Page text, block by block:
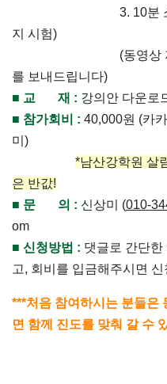
3. 10분
지 시험)
(동영상
를 보내드립니다)
■ 교 재 : 강의안 다운로
■ 참가회비 : 40,000원 (카
미 )
*남산강학원 살
은 반값!
■ 문 의 : 신상미 (010-
om
■ 신청방법 : 댓글로 간단한
고, 회비를 입금해주시면
***처음 참여하시는 분들은
면 함께 진도를 맞춰 갈 수